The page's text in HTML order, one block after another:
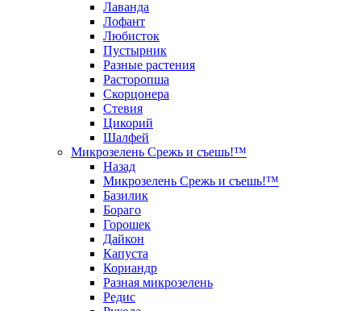
Лаванда
Лофант
Любисток
Пустырник
Разные растения
Расторопша
Скорцонера
Стевия
Цикорий
Шалфей
Микрозелень Срежь и съешь!™
Назад
Микрозелень Срежь и съешь!™
Базилик
Бораго
Горошек
Дайкон
Капуста
Кориандр
Разная микрозелень
Редис